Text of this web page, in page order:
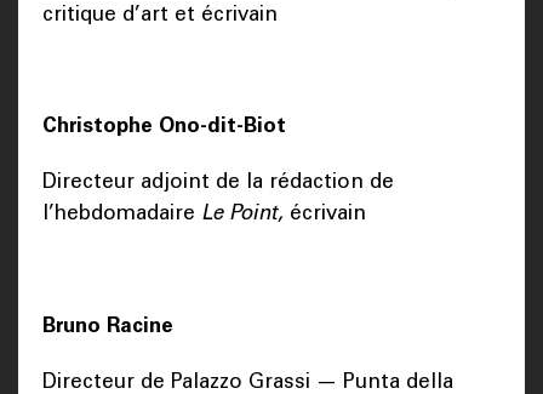
critique d’art et écrivain
Christophe Ono-dit-Biot
Directeur adjoint de la rédaction de
l’hebdomadaire Le Point, écrivain
Bruno Racine
Directeur de Palazzo Grassi — Punta della